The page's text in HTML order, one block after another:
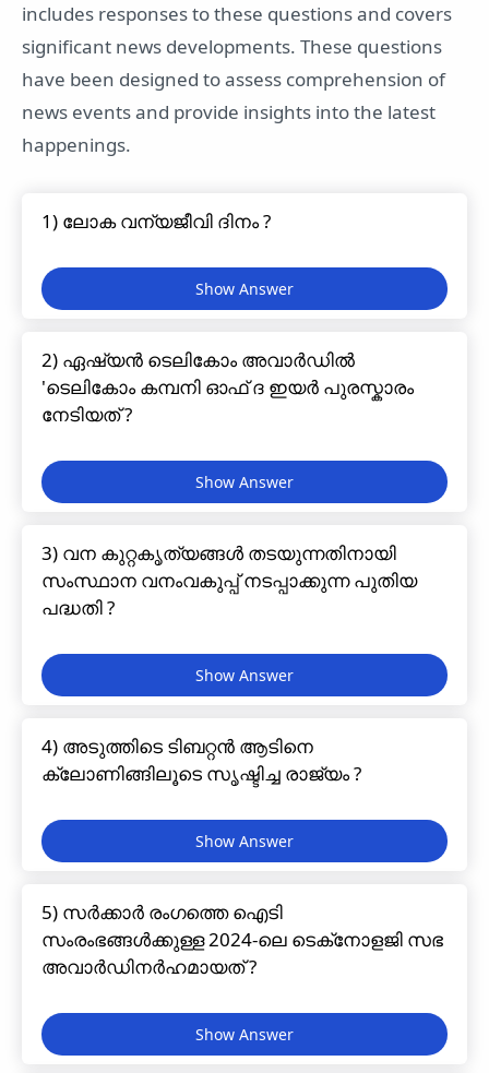
includes responses to these questions and covers
significant news developments. These questions
have been designed to assess comprehension of
news events and provide insights into the latest
happenings.
1) ലോക വന്യജീവി ദിനം ?
2) ഏഷ്യൻ ടെലികോം അവാർഡിൽ
'ടെലികോം കമ്പനി ഓഫ് ദ ഇയർ പുരസ്കാരം
നേടിയത് ?
3) വന കുറ്റകൃത്യങ്ങൾ തടയുന്നതിനായി
സംസ്ഥാന വനംവകുപ്പ് നടപ്പാക്കുന്ന പുതിയ
പദ്ധതി ?
4) അടുത്തിടെ ടിബറ്റൻ ആടിനെ
ക്ലോണിങ്ങിലൂടെ സൃഷ്ടിച്ച രാജ്യം ?
5) സർക്കാർ രംഗത്തെ ഐടി
സംരംഭങ്ങൾക്കുള്ള 2024-ലെ ടെക്‌നോളജി സഭ
അവാർഡിനർഹമായത് ?